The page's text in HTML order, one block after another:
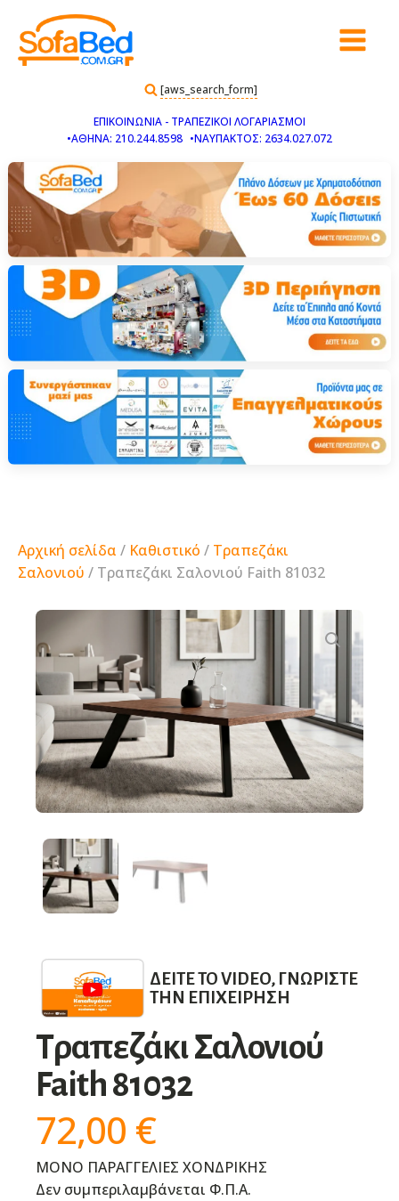
[aws_search_form]
ΕΠΙΚΟΙΝΩΝΙΑ - ΤΡΑΠΕΖΙΚΟΙ ΛΟΓΑΡΙΑΣΜΟΙ
•ΑΘΗΝΑ: 210.244.8598 •ΝΑΥΠΑΚΤΟΣ: 2634.027.072
Αρχική σελίδα / Καθιστικό / Τραπεζάκι
Σαλονιού / Τραπεζάκι Σαλονιού Faith 81032
ΔΕΊΤΕ ΤΟ VIDEO, ΓΝΩΡΊΣΤΕ
ΤΗΝ ΕΠΙΧΕΊΡΗΣΗ
Τραπεζάκι Σαλονιού
Faith 81032
72,00 €
ΜΟΝΟ ΠΑΡΑΓΓΕΛΙΕΣ ΧΟΝΔΡΙΚΗΣ
Δεν συμπεριλαμβάνεται Φ.Π.Α.